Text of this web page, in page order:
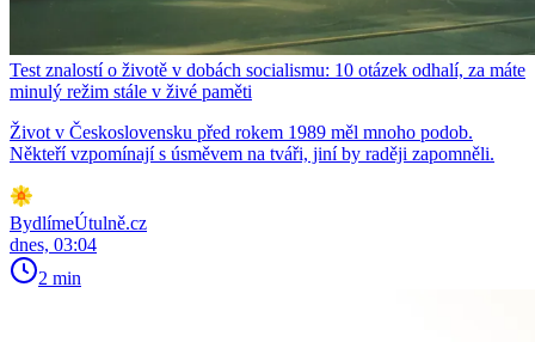
Test znalostí o životě v dobách socialismu: 10 otázek odhalí, za máte
minulý režim stále v živé paměti
Život v Československu před rokem 1989 měl mnoho podob.
Někteří vzpomínají s úsměvem na tváři, jiní by raději zapomněli.
BydlímeÚtulně.cz
dnes, 03:04
2 min